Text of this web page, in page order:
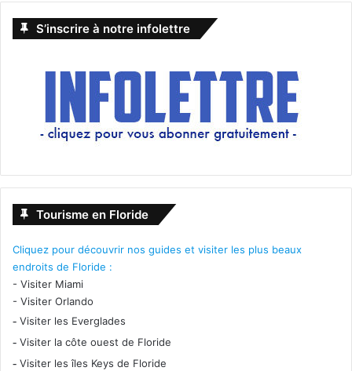
S’inscrire à notre infolettre
Tourisme en Floride
Cliquez pour découvrir nos guides et visiter les plus beaux
endroits de Floride :
- Visiter Miami
- Visiter Orlando
- Visiter les Everglades
- Visiter la côte ouest de Floride
- Visiter les îles Keys de Floride